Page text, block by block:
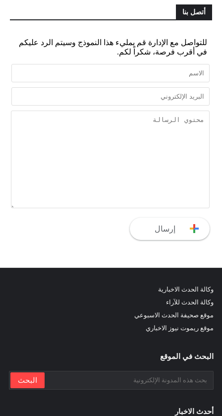
أتصل بنا
للتواصل مع الإدارة قم بمليء هذا النموذج وسيتم الرد عليكم
في أقرب فرصة، شكراً لكم.
وكالة الحدث الاخبارية
وكالة الحدث للآراء
موقع صحيفة الحدث الاسبوعي
موقع ريموت نيوز الاخباري
البحث في الموقع
أحدث الاخبار